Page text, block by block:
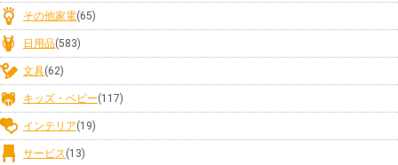
その他家電(65)
日用品(583)
文具(62)
キッズ・ベビー(117)
インテリア(19)
サービス(13)